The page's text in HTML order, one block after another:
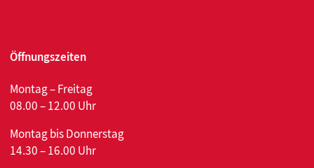
Öffnungszeiten
Montag – Freitag
08.00 – 12.00 Uhr
Montag bis Donnerstag
14.30 – 16.00 Uhr